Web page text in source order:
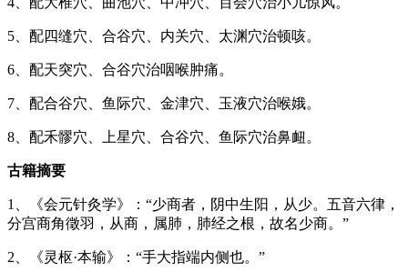
5、配四缝穴、合谷穴、内关穴、太渊穴治顿咳。
6、配天突穴、合谷穴治咽喉肿痛。
7、配合谷穴、鱼际穴、金津穴、玉液穴治喉娥。
8、配禾髎穴、上星穴、合谷穴、鱼际穴治鼻衄。
古籍摘要
1、《会元针灸学》：“少商者，阴中生阳，从少。五音六律，
分宫商角徵羽，从商，属肺，肺经之根，故名少商。”
2、《灵枢·本输》：“手大指端内侧也。”